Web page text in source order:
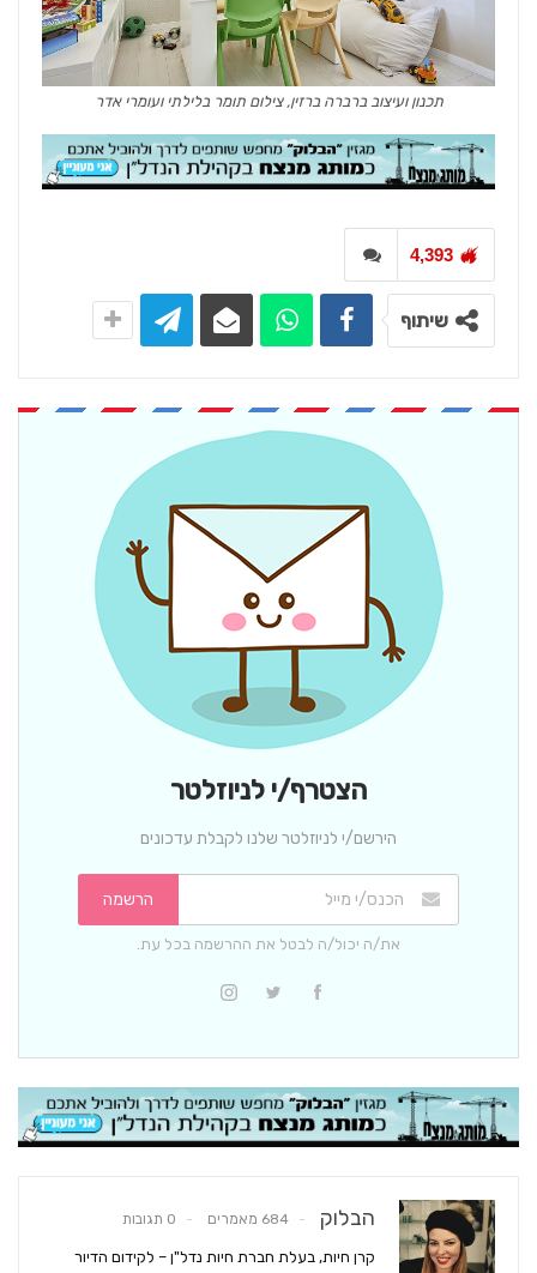
תכנון ועיצוב ברברה ברזין, צילום תומר בלילתי ועומרי אדר
4,393
שיתוף
הצטרף/י לניוזלטר
הירשם/י לניוזלטר שלנו לקבלת עדכונים
הרשמה
את/ה יכול/ה לבטל את ההרשמה בכל עת.
הבלוק 684 מאמרים 0 תגובות
קרן חיות, בעלת חברת חיות נדל"ן – לקידום הדיור